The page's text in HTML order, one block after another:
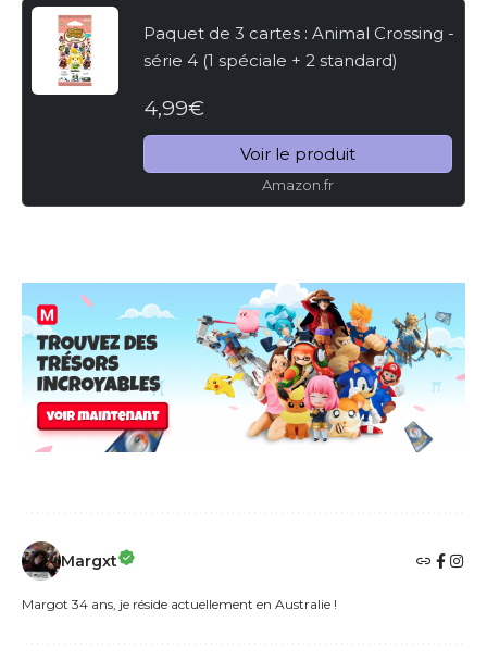
Paquet de 3 cartes : Animal Crossing -
série 4 (1 spéciale + 2 standard)
4,99€
Voir le produit
Amazon.fr
Margxt
Margot 34 ans, je réside actuellement en Australie !